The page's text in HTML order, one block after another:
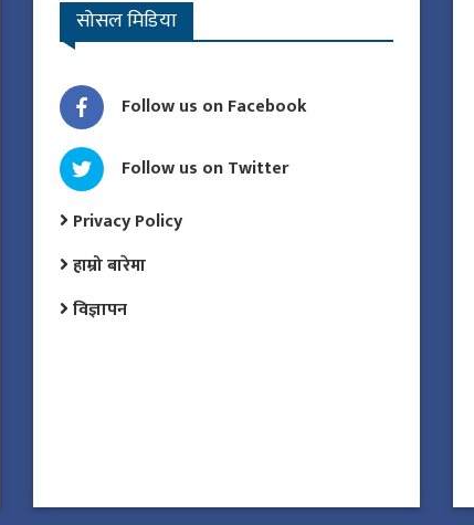
सोसल मिडिया
Follow us on Facebook
Follow us on Twitter
Privacy Policy
हाम्रो बारेमा
विज्ञापन